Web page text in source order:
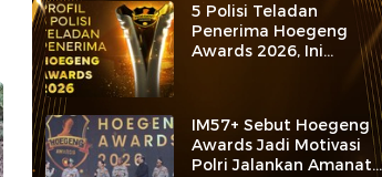
5 Polisi Teladan
Penerima Hoegeng
Awards 2026, Ini
Kategori dan Kiprahnya
IM57+ Sebut Hoegeng
Awards Jadi Motivasi
Polri Jalankan Amanat